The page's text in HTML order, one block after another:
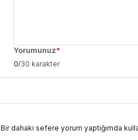
Yorumunuz*
0/30 karakter
Bir dahaki sefere yorum yaptığımda